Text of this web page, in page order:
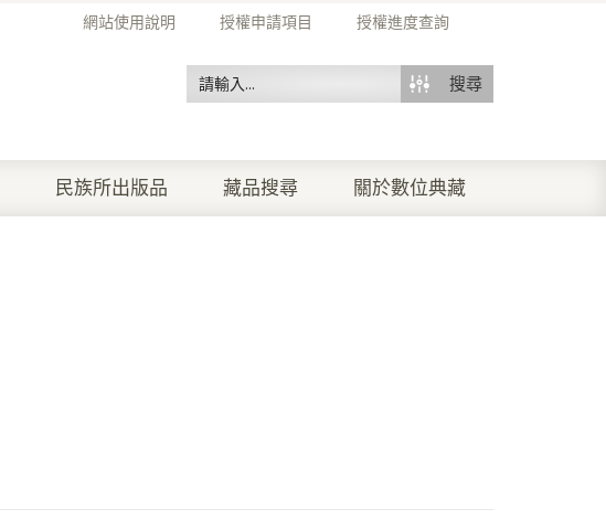
網站使用說明 授權申請項目 授權進度查詢
搜尋
民族所出版品 藏品搜尋 關於數位典藏